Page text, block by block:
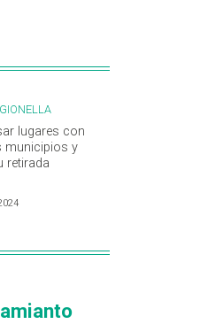
lugares con
municipios y
retirada